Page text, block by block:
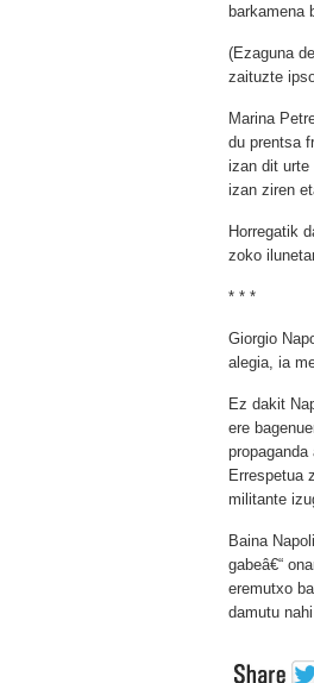
barkamena
(Ezaguna
zaituzte
Marina
du prentsa
izan dit urte
izan ziren
Horregatik
zoko
* * *
Giorgio
alegia, ia
Ez dakit
ere
Errespetua
militante
Baina
gabeâ€“
eremutxo
damutu